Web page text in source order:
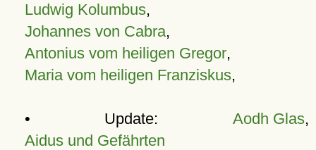
Ludwig Kolumbus,
Johannes von Cabra,
Antonius vom heiligen Gregor,
Maria vom heiligen Franziskus,
• Update: Aodh Glas,
Aidus und Gefährten